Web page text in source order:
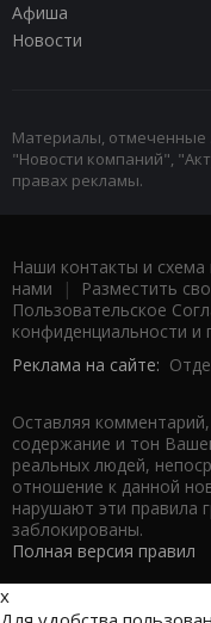
Афиша
Новости
Материалы, отмеченные
"Новости компаний",
правах рекламы.
Наши контакты и схема
нами | Разместить
Пользовательское
конфиденциальности и
Реклама на сайте:
Оставляя
содержание и тон
реальных людей,
отношение к данной
нарушают эти правила
заблокированы.
Полная версия правил
x